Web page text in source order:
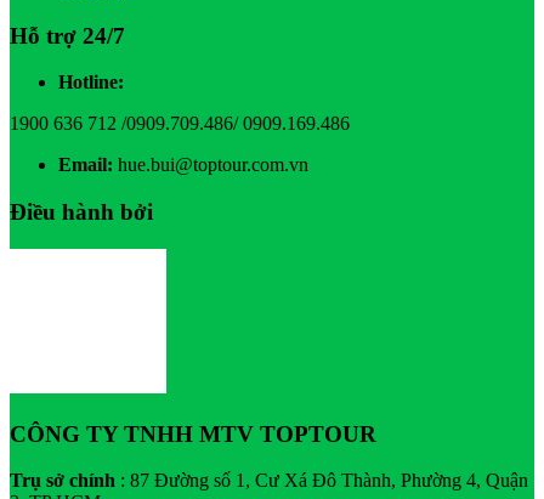
Hỗ trợ 24/7
Hotline:
1900 636 712 /0909.709.486/ 0909.169.486
Email: hue.bui@toptour.com.vn
Điều hành bởi
CÔNG TY TNHH MTV TOPTOUR
Trụ sở chính : 87 Đường số 1, Cư Xá Đô Thành, Phường 4, Quận